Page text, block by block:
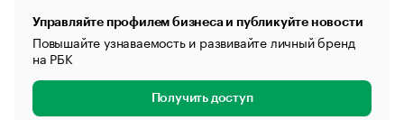
Управляйте профилем бизнеса и публикуйте новости
Повышайте узнаваемость и развивайте личный бренд
на РБК
Получить доступ